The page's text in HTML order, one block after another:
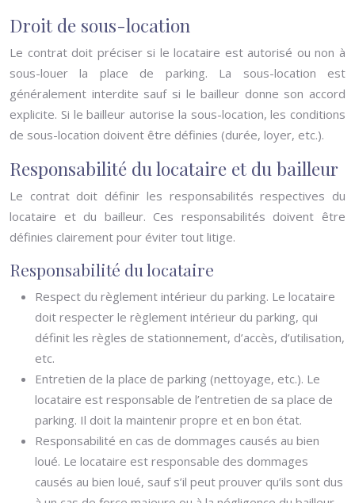
Droit de sous-location
Le contrat doit préciser si le locataire est autorisé ou non à
sous-louer la place de parking. La sous-location est
généralement interdite sauf si le bailleur donne son accord
explicite. Si le bailleur autorise la sous-location, les conditions
de sous-location doivent être définies (durée, loyer, etc.).
Responsabilité du locataire et du bailleur
Le contrat doit définir les responsabilités respectives du
locataire et du bailleur. Ces responsabilités doivent être
définies clairement pour éviter tout litige.
Responsabilité du locataire
Respect du règlement intérieur du parking. Le locataire
doit respecter le règlement intérieur du parking, qui
définit les règles de stationnement, d’accès, d’utilisation,
etc.
Entretien de la place de parking (nettoyage, etc.). Le
locataire est responsable de l’entretien de sa place de
parking. Il doit la maintenir propre et en bon état.
Responsabilité en cas de dommages causés au bien
loué. Le locataire est responsable des dommages
causés au bien loué, sauf s’il peut prouver qu’ils sont dus